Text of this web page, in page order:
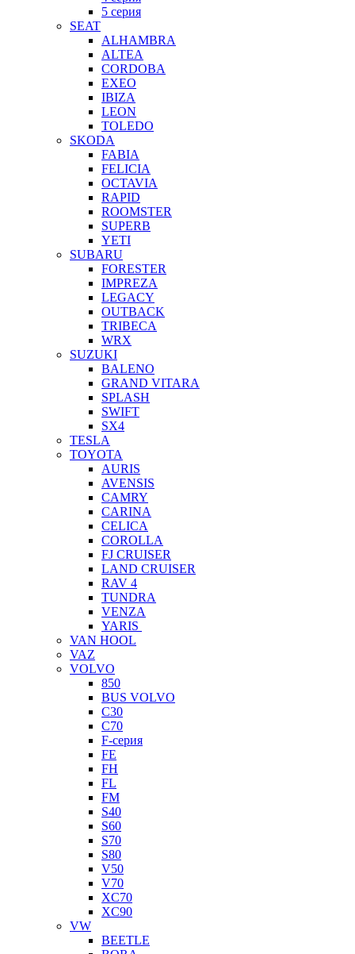
5 серия
SEAT
ALHAMBRA
ALTEA
CORDOBA
EXEO
IBIZA
LEON
TOLEDO
SKODA
FABIA
FELICIA
OCTAVIA
RAPID
ROOMSTER
SUPERB
YETI
SUBARU
FORESTER
IMPREZA
LEGACY
OUTBACK
TRIBECA
WRX
SUZUKI
BALENO
GRAND VITARA
SPLASH
SWIFT
SX4
TESLA
TOYOTA
AURIS
AVENSIS
CAMRY
CARINA
CELICA
COROLLA
FJ CRUISER
LAND CRUISER
RAV 4
TUNDRA
VENZA
YARIS
VAN HOOL
VAZ
VOLVO
850
BUS VOLVO
C30
C70
F-серия
FE
FH
FL
FM
S40
S60
S70
S80
V50
V70
XC70
XC90
VW
BEETLE